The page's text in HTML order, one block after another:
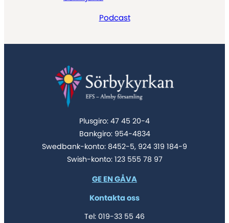
Podcast
Plusgiro: 47 45 20-4
Bankgiro: 954-4834
Swedbank-konto: 8452-5, 924 319 184-9
Swish-konto: 123 555 78 97
GE EN GÅVA
Kontakta oss
Tel: 019-33 55 46